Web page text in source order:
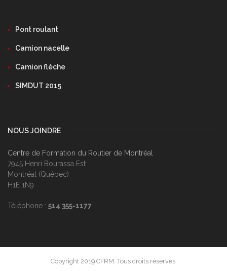
Pont roulant
Camion nacelle
Camion flèche
SIMDUT 2015
NOUS JOINDRE
Centre de Formation du Routier de Montréal
7945 Henri Bourassa Est
Montréal (Québec)
H1E 1N9
Téléphone : 514 355-1177
Copyright 2019 CFRM. Tous droits réservés.